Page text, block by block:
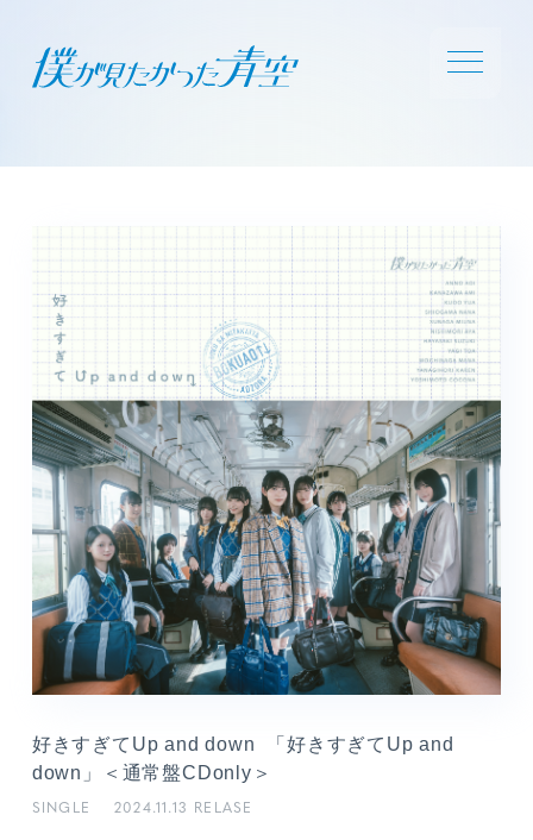
好きすぎてUp and down 「好きすぎてUp and
down」＜通常盤CDonly＞
SINGLE 2024.11.13 RELASE